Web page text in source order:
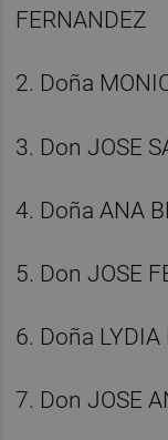
FERNANDEZ
2. Doña
3. Don JOSE
4. Doña ANA
5. Don JOSE
6. Doña LYDIA
7. Don JOSE